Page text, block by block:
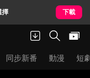
擇 下載
同步新番 動漫 短